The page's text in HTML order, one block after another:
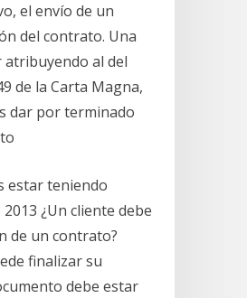
el envío de un
del contrato. Una
al del
de la Carta Magna,
dar por terminado
estar teniendo
¿Un cliente debe
de un contrato?
finalizar su
debe estar